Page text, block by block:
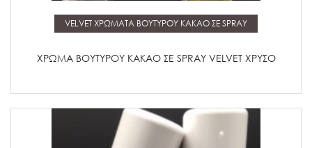
Μάθετε περισσότερα
VELVET ΧΡΩΜΑΤΑ ΒΟΥΤΥΡΟΥ ΚΑΚΑΟ ΣΕ SPRAY
ΧΡΩΜΑ ΒΟΥΤΥΡΟΥ ΚΑΚΑΟ ΣΕ SPRAY VELVET ΧΡΥΣΟ